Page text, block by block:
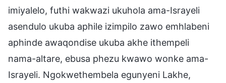
imiyalelo, futhi wakwazi ukuhola ama-Israyeli
asendulo ukuba aphile izimpilo zawo emhlabeni
aphinde awaqondise ukuba akhe ithempeli
nama-altare, ebusa phezu kwawo wonke ama-
Israyeli. Ngokwethembela egunyeni Lakhe,